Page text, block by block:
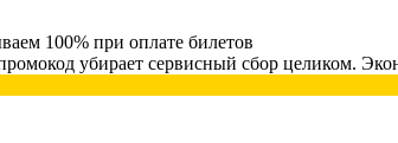
100% при оплате билетов
убирает сервисный сбор целиком.